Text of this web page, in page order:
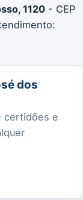
1120 - CEP
dos
certidões e